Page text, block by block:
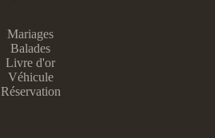
Mariages
Balades
Livre d'or
Véhicule
Réservation